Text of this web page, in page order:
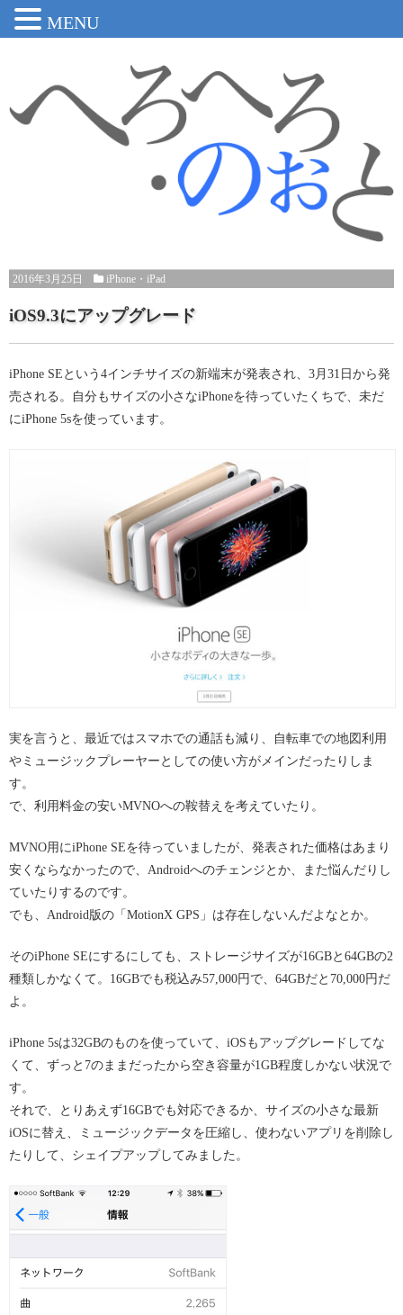
2016年3月25日 iPhone・iPad
iOS9.3にアップグレード
iPhone SEという4インチサイズの新端末が発表され、3月31日から発
売される。自分もサイズの小さなiPhoneを待っていたくちで、未だ
にiPhone 5sを使っています。
実を言うと、最近ではスマホでの通話も減り、自転車での地図利用
やミュージックプレーヤーとしての使い方がメインだったりしま
す。
で、利用料金の安いMVNOへの鞍替えを考えていたり。
MVNO用にiPhone SEを待っていましたが、発表された価格はあまり
安くならなかったので、Androidへのチェンジとか、また悩んだりし
ていたりするのです。
でも、Android版の「MotionX GPS」は存在しないんだよなとか。
そのiPhone SEにするにしても、ストレージサイズが16GBと64GBの2
種類しかなくて。16GBでも税込み57,000円で、64GBだと70,000円だ
よ。
iPhone 5sは32GBのものを使っていて、iOSもアップグレードしてな
くて、ずっと7のままだったから空き容量が1GB程度しかない状況で
す。
それで、とりあえず16GBでも対応できるか、サイズの小さな最新
iOSに替え、ミュージックデータを圧縮し、使わないアプリを削除し
たりして、シェイプアップしてみました。
MENU